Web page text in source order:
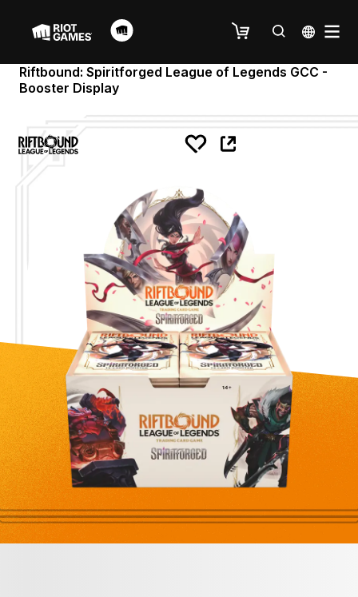
Riftbound: Spiritforged League of Legends GCC -
Booster Display